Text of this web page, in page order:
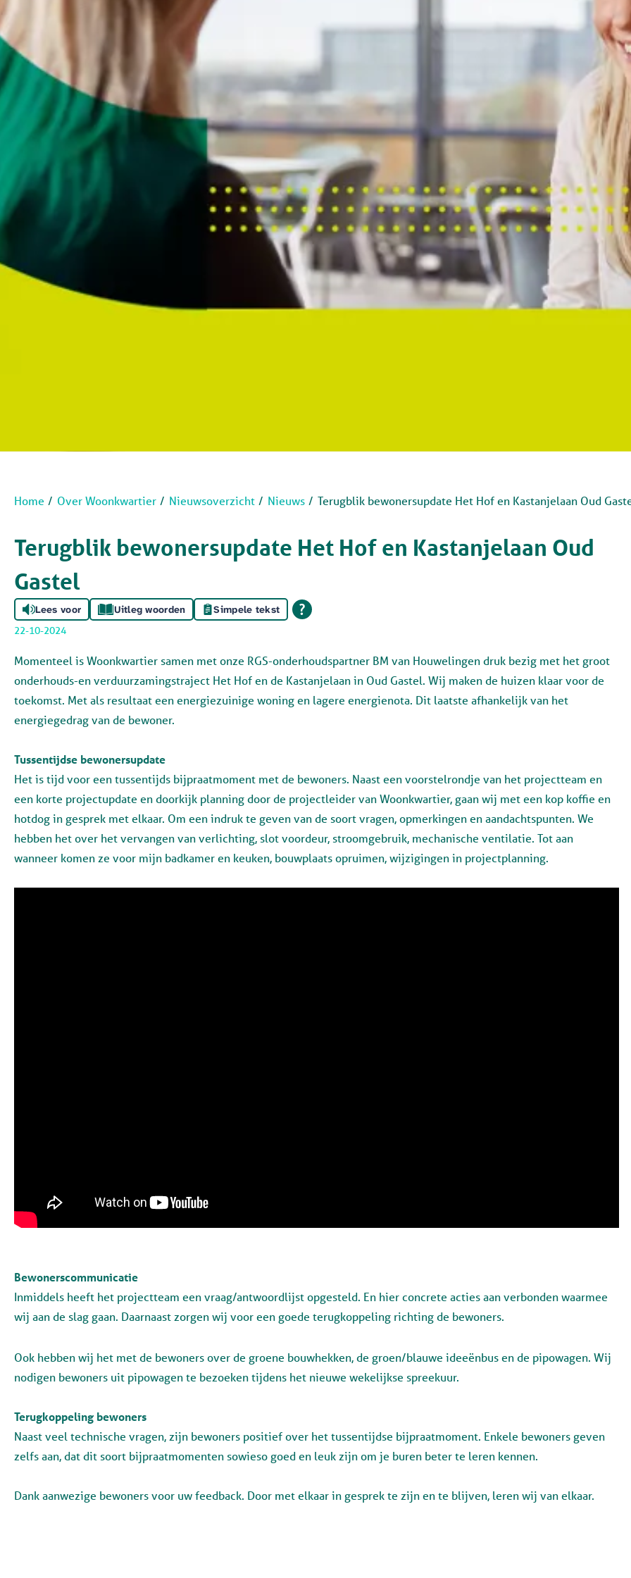
Home Over Woonkwartier Nieuwsoverzicht Nieuws Terugblik bewonersupdate Het Hof en Kastanjelaan Oud
Terugblik bewonersupdate Het Hof en Kastanjelaan Oud
Gastel
Lees voor Uitleg woorden
Simpele tekst
22-10-2024
Momenteel is Woonkwartier samen met onze RGS-onderhoudspartner BM van Houwelingen druk bezig met het groot
onderhouds-en verduurzamingstraject Het Hof en de Kastanjelaan in Oud Gastel. Wij maken de huizen klaar voor de
toekomst. Met als resultaat een energiezuinige woning en lagere energienota. Dit laatste afhankelijk van het
energiegedrag van de bewoner.
Tussentijdse bewonersupdate
Het is tijd voor een tussentijds bijpraatmoment met de bewoners. Naast een voorstelrondje van het projectteam en
een korte projectupdate en doorkijk planning door de projectleider van Woonkwartier, gaan wij met een kop koffie en
hotdog in gesprek met elkaar. Om een indruk te geven van de soort vragen, opmerkingen en aandachtspunten. We
hebben het over het vervangen van verlichting, slot voordeur, stroomgebruik, mechanische ventilatie. Tot aan
wanneer komen ze voor mijn badkamer en keuken, bouwplaats opruimen, wijzigingen in projectplanning.
Bewonerscommunicatie
Inmiddels heeft het projectteam een vraag/antwoordlijst opgesteld. En hier concrete acties aan verbonden waarmee
wij aan de slag gaan. Daarnaast zorgen wij voor een goede terugkoppeling richting de bewoners.
Ook hebben wij het met de bewoners over de groene bouwhekken, de groen/blauwe ideeënbus en de pipowagen. Wij
nodigen bewoners uit pipowagen te bezoeken tijdens het nieuwe wekelijkse spreekuur.
Terugkoppeling bewoners
Naast veel technische vragen, zijn bewoners positief over het tussentijdse bijpraatmoment. Enkele bewoners geven
zelfs aan, dat dit soort bijpraatmomenten sowieso goed en leuk zijn om je buren beter te leren kennen.
Dank aanwezige bewoners voor uw feedback. Door met elkaar in gesprek te zijn en te blijven, leren wij van elkaar.